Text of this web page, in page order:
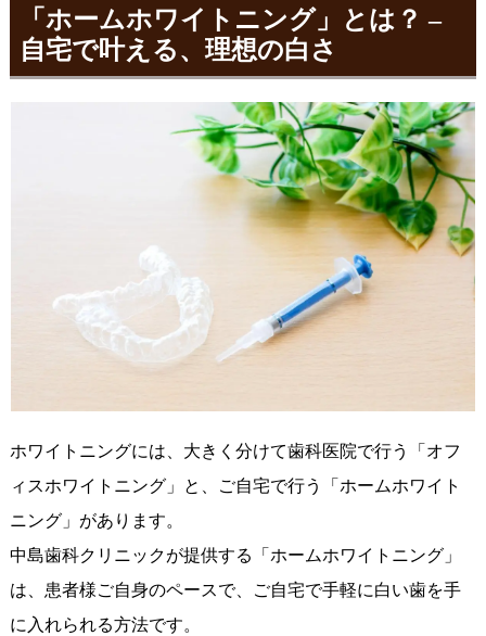
「ホームホワイトニング」とは？ –
自宅で叶える、理想の白さ
ホワイトニングには、大きく分けて歯科医院で行う「オフ
ィスホワイトニング」と、ご自宅で行う「ホームホワイト
ニング」があります。
中島歯科クリニックが提供する「ホームホワイトニング」
は、患者様ご自身のペースで、ご自宅で手軽に白い歯を手
に入れられる方法です。